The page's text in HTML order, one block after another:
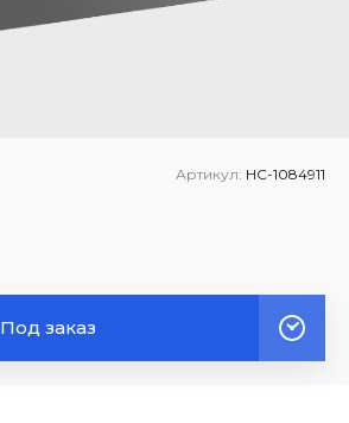
Артикул: НС-1084911
Под заказ